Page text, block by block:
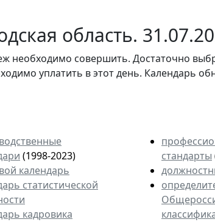
область.
необходимо совершить. Достаточно
уплатить в этот день. Календарь
(1998-2023)
календарь
статистической
кадровика
стандарты